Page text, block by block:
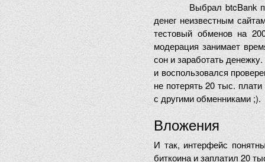
Выбрал btcBank
денег неизвестным
тестовый обменов на
модерация занимает
сон и заработать
и воспользовался
не потерять 20 тыс.
с другими обменниками ;).
Вложения
И так, интерфейс
биткоина и заплатил 20